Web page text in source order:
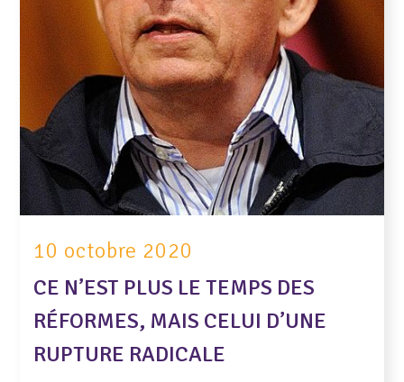
10 octobre 2020
CE N’EST PLUS LE TEMPS DES
RÉFORMES, MAIS CELUI D’UNE
RUPTURE RADICALE